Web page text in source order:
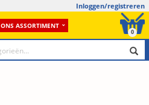
Inloggen/registreren
ONS ASSORTIMENT
0